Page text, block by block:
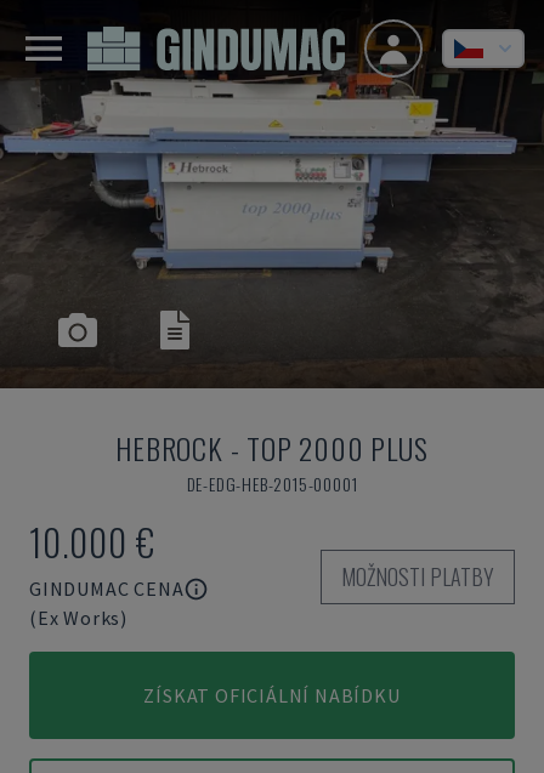
HEBROCK - TOP 2000 PLUS
DE-EDG-HEB-2015-00001
10.000 €
GINDUMAC CENA
(Ex Works)
MOŽNOSTI PLATBY
ZÍSKAT OFICIÁLNÍ NABÍDKU